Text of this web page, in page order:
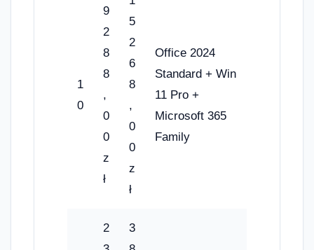
1
0
9
2
8
8
,
0
0
z
ł
5
2
6
8
,
0
0
z
ł
Office 2024
Standard + Win
11 Pro +
Microsoft 365
Family
2
3